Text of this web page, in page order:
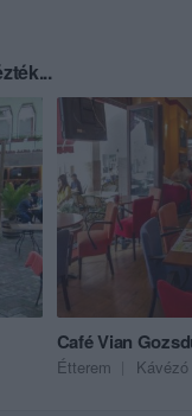
Café Vian
Étterem Kávézó